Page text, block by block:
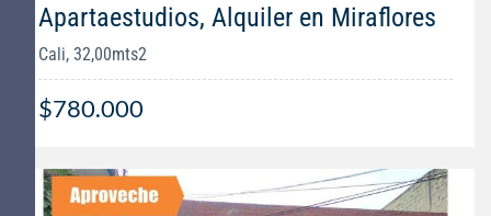
Apartaestudios, Alquiler en Miraflores
Cali, 32,00mts2
$780.000